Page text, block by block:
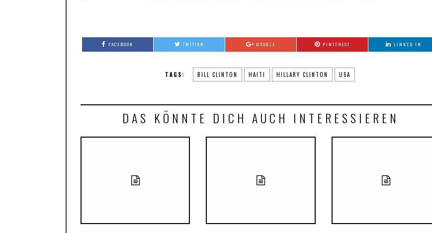
FACEBOOK TWITTER GOOGLE PINTEREST LINKED IN
TAGS: BILL CLINTON HAITI HILLARY CLINTON USA
DAS KÖNNTE DICH AUCH INTERESSIEREN